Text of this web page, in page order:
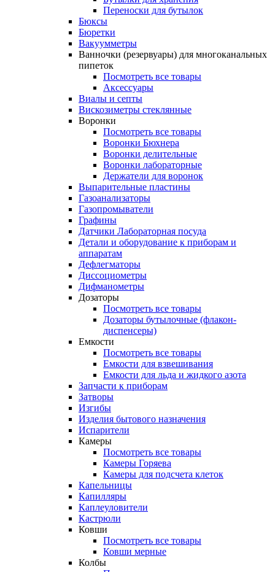
Переноски для бутылок
Бюксы
Бюретки
Вакуумметры
Ванночки (резервуары) для многоканальных
пипеток
Посмотреть все товары
Аксессуары
Виалы и септы
Вискозиметры стеклянные
Воронки
Посмотреть все товары
Воронки Бюхнера
Воронки делительные
Воронки лабораторные
Держатели для воронок
Выпарительные пластины
Газоанализаторы
Газопромыватели
Графины
Датчики Лабораторная посуда
Детали и оборудование к приборам и
аппаратам
Дефлегматоры
Диссоциометры
Дифманометры
Дозаторы
Посмотреть все товары
Дозаторы бутылочные (флакон-
диспенсеры)
Емкости
Посмотреть все товары
Емкости для взвешивания
Емкости для льда и жидкого азота
Запчасти к приборам
Затворы
Изгибы
Изделия бытового назначения
Испарители
Камеры
Посмотреть все товары
Камеры Горяева
Камеры для подсчета клеток
Капельницы
Капилляры
Каплеуловители
Кастрюли
Ковши
Посмотреть все товары
Ковши мерные
Колбы